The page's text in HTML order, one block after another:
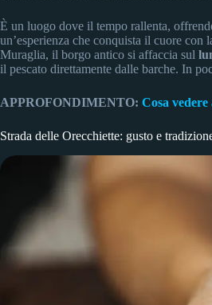
È un luogo dove il tempo rallenta,
un’esperienza che conquista il cuore
Muraglia, il borgo antico si affaccia sul
il pescato direttamente dalle barche. In
APPROFONDIMENTO: Cosa
Strada delle Orecchiette: gusto e